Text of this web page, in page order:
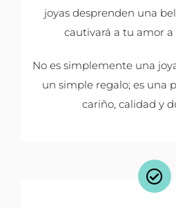
joyas desprenden una
cautivará a tu amor a
No es simplemente una
un simple regalo; es una
cariño, calidad y